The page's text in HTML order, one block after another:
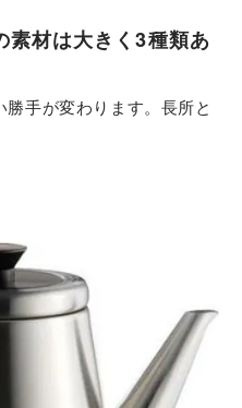
素材は大きく3種類あ
手が変わります。長所と